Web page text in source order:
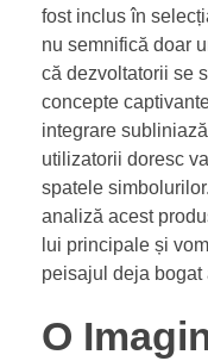
fost inclus în
nu semnifică doar
că dezvoltatorii se
concepte
integrare
utilizatorii doresc
spatele
analiză acest
lui principale și
peisajul deja
O